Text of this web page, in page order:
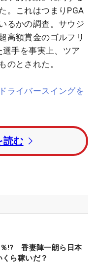
。これはつまりPGA
るかの調査。サウジ
高額賞金のゴルフリ
手を事実上、ツア
のとされた。
ライバースイングを
は、すでに「LIVゴ
エージェントらに聞
LIVゴルフのトーナ
・モナハン会長が伝
という。
行われたLIVゴルフ2
に出場した24名の選
ている。PGAツアー
読む
!? 香妻陣一朗ら日本
ら稼いだ？